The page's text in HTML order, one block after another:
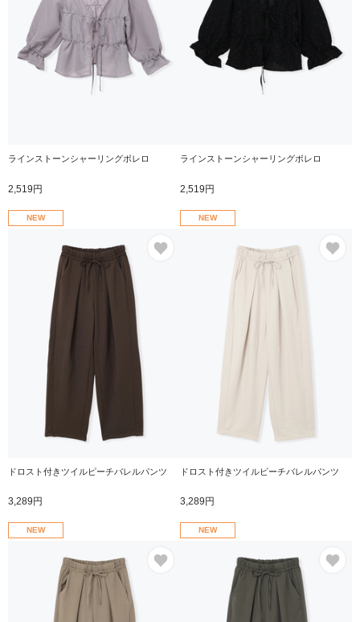
ラインストーンシャーリングボレロ
2,519円
ラインストーンシャーリングボレロ
2,519円
NEW
ドロスト付きツイルピーチバレルパンツ
3,289円
NEW
ドロスト付きツイルピーチバレルパンツ
3,289円
NEW NEW